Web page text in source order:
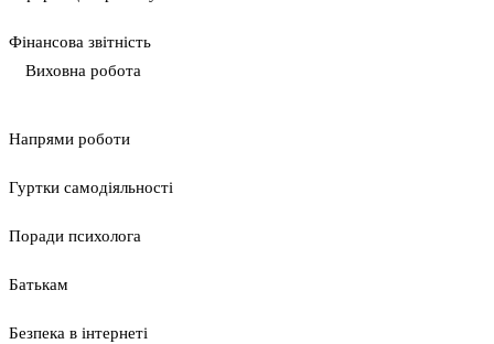
Фінансова звітність
Виховна робота
Напрями роботи
Гуртки самодіяльності
Поради психолога
Батькам
Безпека в інтернеті